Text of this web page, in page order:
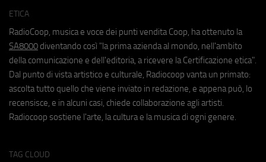
ETICA
RadioCoop, musica e voce dei punti vendita Coop, ha ottenuto la
SA8000 diventando così "la prima azienda al mondo, nell'ambito
della comunicazione e dell'editoria, a ricevere la Certificazione etica".
Dal punto di vista artistico e culturale, Radiocoop vanta un primato:
ascolta tutto quello che viene inviato in redazione, e appena può, lo
recensisce, e in alcuni casi, chiede collaborazione agli artisti.
Radiocoop sostiene l'arte, la cultura e la musica di ogni genere.
TAG CLOUD